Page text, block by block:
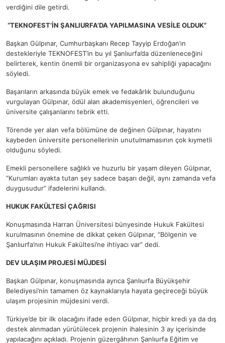
verdiğini dile getirdi.
“TEKNOFEST’İN ŞANLIURFA’DA YAPILMASINA VESİLE OLDUK”
Başkan Gülpınar, Cumhurbaşkanı Recep Tayyip Erdoğan’ın
destekleriyle TEKNOFEST’in bu yıl Şanlıurfa’da düzenleneceğini
belirterek, kentin önemli bir organizasyona ev sahipliği yapacağını
söyledi.
Başarıların arkasında büyük emek ve fedakârlık bulunduğunu
vurgulayan Gülpınar, ödül alan akademisyenleri, öğrencileri ve
üniversite çalışanlarını tebrik etti.
Törende yer alan vefa bölümüne de değinen Gülpınar, hayatını
kaybeden üniversite personellerinin unutulmamasının çok kıymetli
olduğunu söyledi.
Emekli personellere sağlıklı ve huzurlu bir yaşam dileyen Gülpınar,
“Kurumları ayakta tutan şey sadece başarı değil, aynı zamanda vefa
duygusudur” ifadelerini kullandı.
HUKUK FAKÜLTESİ ÇAĞRISI
Konuşmasında Harran Üniversitesi bünyesinde Hukuk Fakültesi
kurulmasının önemine de dikkat çeken Gülpınar, “Bölgenin ve
Şanlıurfa’nın Hukuk Fakültesi’ne ihtiyacı var” dedi.
DEV ULAŞIM PROJESİ MÜJDESİ
Başkan Gülpınar, konuşmasında ayrıca Şanlıurfa Büyükşehir
Belediyesi’nin tamamen öz kaynaklarıyla hayata geçireceği büyük
ulaşım projesinin müjdesini verdi.
Türkiye’de bir ilk olacağını ifade eden Gülpınar, hiçbir kredi ya da dış
destek alınmadan yürütülecek projenin ihalesinin 3 ay içerisinde
yapılacağını açıkladı. Projenin güzergâhının Şanlıurfa Eğitim ve